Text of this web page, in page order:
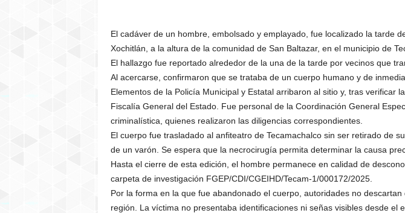
El cadáver de un hombre, embolsado y emplayado, fue localizado la tarde
Xochitlán, a la altura de la comunidad de San Baltazar, en el municipio de
El hallazgo fue reportado alrededor de la una de la tarde por vecinos que
Al acercarse, confirmaron que se trataba de un cuerpo humano y de
Elementos de la Policía Municipal y Estatal arribaron al sitio y, tras verificar
Fiscalía General del Estado. Fue personal de la Coordinación General
criminalística, quienes realizaron las diligencias correspondientes.
El cuerpo fue trasladado al anfiteatro de Tecamachalco sin ser retirado de
de un varón. Se espera que la necrocirugía permita determinar la causa
Hasta el cierre de esta edición, el hombre permanece en calidad de
carpeta de investigación FGEP/CDI/CGEIHD/Tecam-1/000172/2025.
Por la forma en la que fue abandonado el cuerpo, autoridades no
región. La víctima no presentaba identificaciones ni señas visibles desde